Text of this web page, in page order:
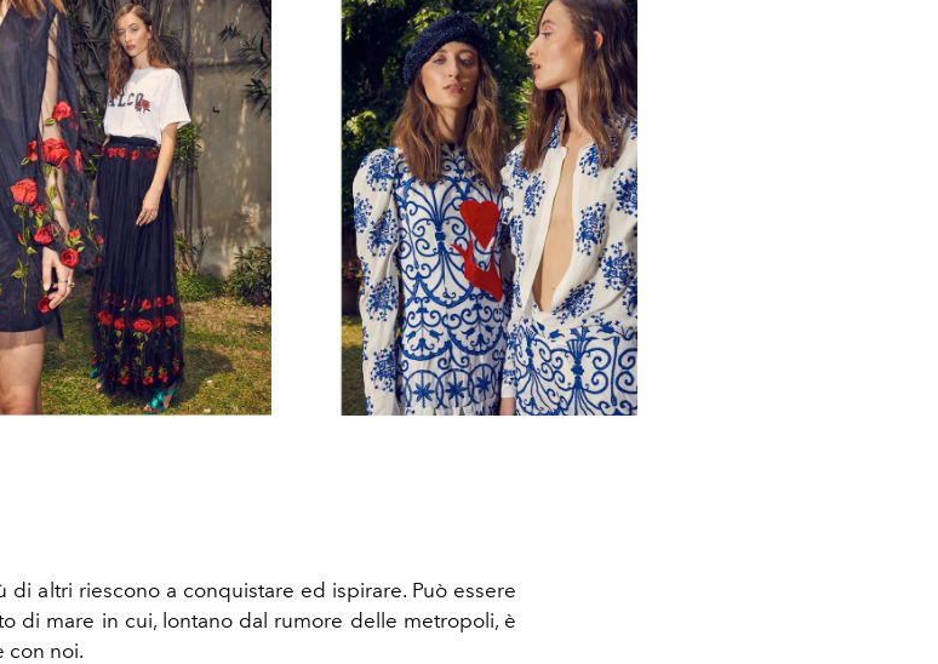
altri riescono a conquistare ed ispirare. Può essere
di mare in cui, lontano dal rumore delle metropoli, è
con noi.